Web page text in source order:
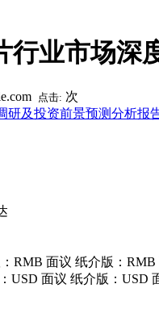
行业市场
点击: 次
研及投资前景预测分析报
RMB 面议 纸介版：RMB
USD 面议 纸介版：USD